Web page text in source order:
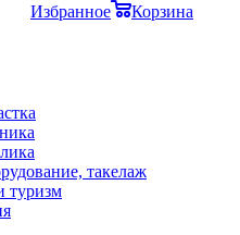
Избранное Корзина
такелаж
туризм